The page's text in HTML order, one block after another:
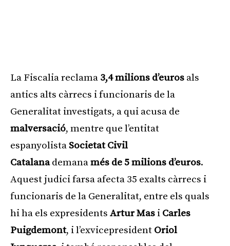
La Fiscalia reclama 3,4 milions d’euros als
antics alts càrrecs i funcionaris de la
Generalitat investigats, a qui acusa de
malversació, mentre que l’entitat
espanyolista Societat Civil
Catalanademanamés de 5 milions d’euros.
Aquest judici farsa afecta 35 exalts càrrecs i
funcionaris de la Generalitat, entre els quals
hi ha els expresidents Artur Mas i Carles
Puigdemont, i l’exvicepresident Oriol